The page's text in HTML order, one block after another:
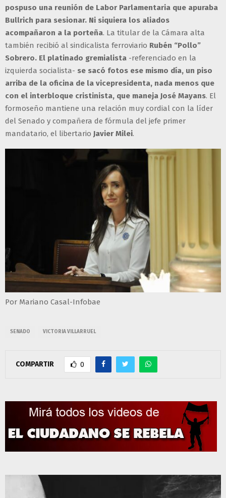
pospuso una reunión de Labor Parlamentaria que apuraba
Bullrich para sesionar. Ni siquiera los aliados
acompañaron a la porteña. La titular de la Cámara alta
también recibió al sindicalista ferroviario Rubén “Pollo”
Sobrero. El platinado gremialista -referenciado en la
izquierda socialista- se sacó fotos ese mismo día, un piso
arriba de la oficina de la vicepresidenta, nada menos que
con el interbloque cristinista, que maneja José Mayans. El
formoseño mantiene una relación muy cordial con la líder
del Senado y compañera de fórmula del jefe primer
mandatario, el libertario Javier Milei.
Por Mariano Casal-Infobae
SENADO VICTORIA VILLARRUEL
COMPARTIR 0